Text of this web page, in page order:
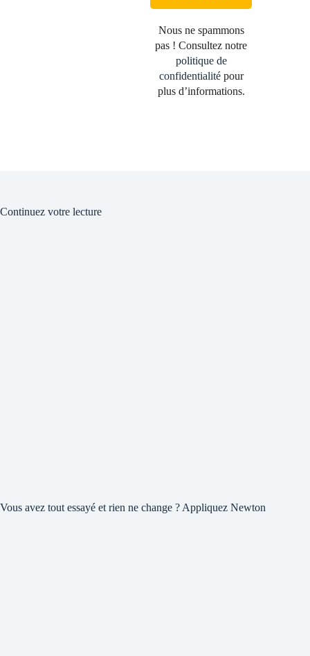
Nous ne spammons
pas ! Consultez notre
politique de
confidentialitépour
plus d’informations.
Continuez votre lecture
Vous avez tout essayé et rien ne change ? Appliquez Newton